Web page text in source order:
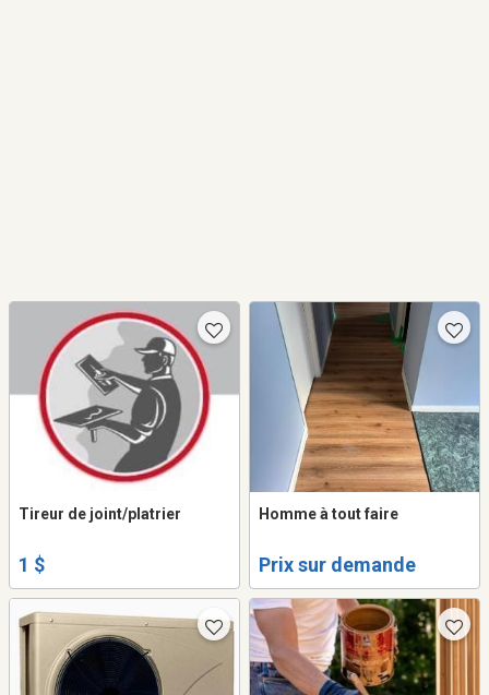
Tireur de joint/platrier
1 $
Homme à tout faire
Prix sur demande